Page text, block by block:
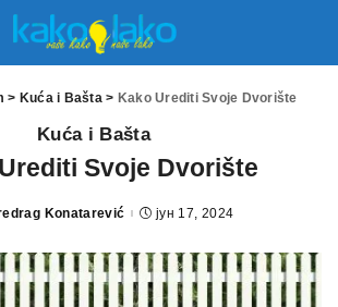
> Kuća i Bašta > Kako Urediti Svoje Dvorište
Kuća i Bašta
Svoje Dvorište
Konatarević јун 17, 2024